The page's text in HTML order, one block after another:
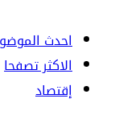
احدث
الاكثر تصفحا
إقتصاد